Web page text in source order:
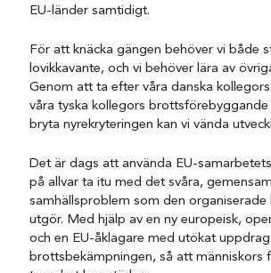
EU-länder samtidigt.
För att knäcka gängen behöver vi både
lovikkavante, och vi behöver lära av
Genom att ta efter våra danska
våra tyska kollegors
bryta nyrekryteringen kan vi vända
Det är dags att använda EU-
på allvar ta itu med det svåra,
samhällsproblem som den
utgör. Med hjälp av en ny europeisk,
och en EU-åklagare med utökat
brottsbekämpningen, så att människors